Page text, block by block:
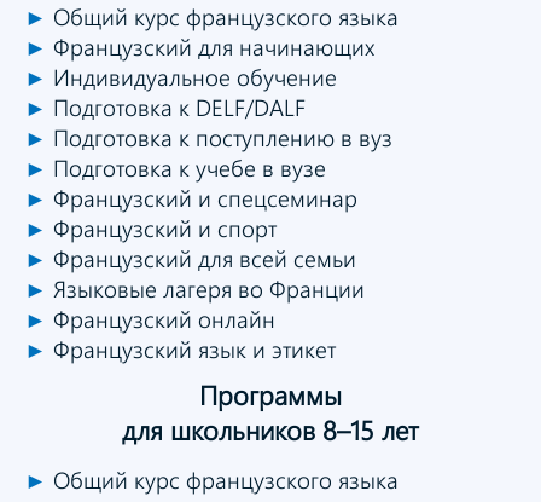
► Общий курс французского языка
► Французский для начинающих
► Индивидуальное обучение
► Подготовка к DELF/DALF
► Подготовка к поступлению в вуз
► Подготовка к учебе в вузе
► Французский и спецсеминар
► Французский и спорт
► Французский для всей семьи
► Языковые лагеря во Франции
► Французский онлайн
► Французский язык и этикет
Программы
для школьников 8–15 лет
► Общий курс французского языка